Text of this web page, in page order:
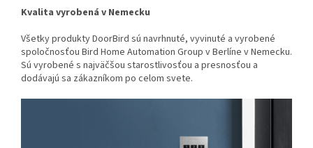
Kvalita vyrobená v Nemecku
Všetky produkty DoorBird sú navrhnuté, vyvinuté a vyrobené
spoločnosťou Bird Home Automation Group v Berlíne v Nemecku.
Sú vyrobené s najväčšou starostlivosťou a presnosťou a
dodávajú sa zákazníkom po celom svete.